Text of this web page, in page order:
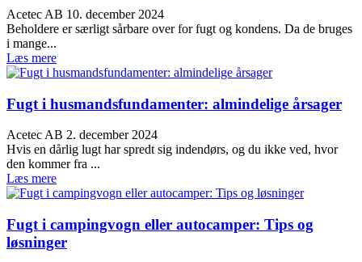
Acetec AB 10. december 2024
Beholdere er særligt sårbare over for fugt og kondens. Da de bruges
i mange...
Læs mere
Fugt i husmandsfundamenter: almindelige årsager
Acetec AB 2. december 2024
Hvis en dårlig lugt har spredt sig indendørs, og du ikke ved, hvor
den kommer fra ...
Læs mere
Fugt i campingvogn eller autocamper: Tips og
løsninger